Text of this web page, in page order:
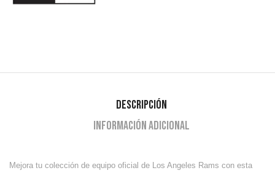
Descripción
Información adicional
Mejora tu colección de equipo oficial de Los Angeles Rams con esta